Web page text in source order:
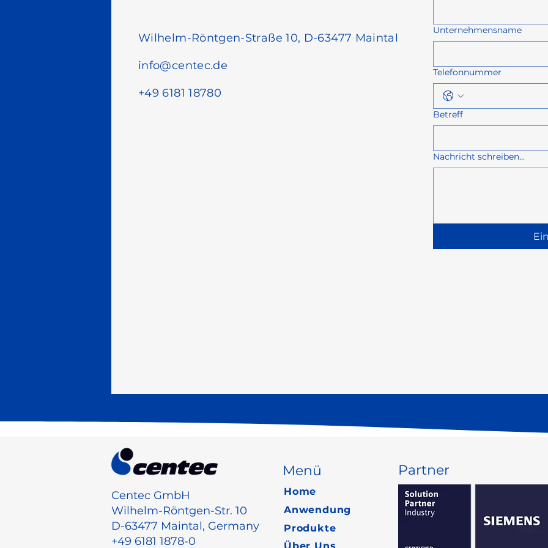
Wilhelm-Röntgen-Straße 10, D-63477 Maintal
info@centec.de
+49 6181 18780
Unternehmensname
Telefonnummer
Betreff
Nachricht schreiben...
Centec GmbH
Wilhelm-Röntgen-Str. 10
D-63477 Maintal, Germany
+49 6181 1878-0
Menü
Home
Anwendung
Produkte
Partner